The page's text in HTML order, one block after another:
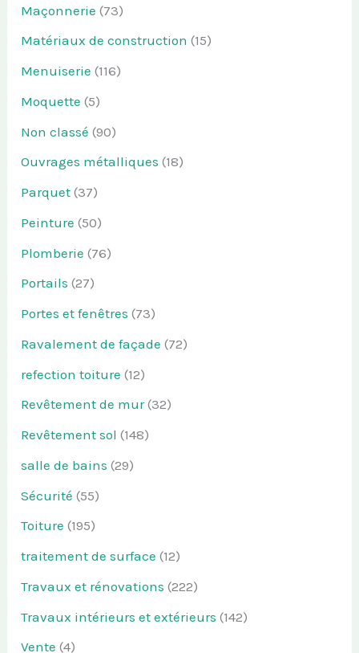
Maçonnerie (73)
Matériaux de construction (15)
Menuiserie (116)
Moquette (5)
Non classé (90)
Ouvrages métalliques (18)
Parquet (37)
Peinture (50)
Plomberie (76)
Portails (27)
Portes et fenêtres (73)
Ravalement de façade (72)
refection toiture (12)
Revêtement de mur(32)
Revêtement sol (148)
salle de bains (29)
Sécurité (55)
Toiture (195)
traitement de surface (12)
Travaux et rénovations (222)
Travaux intérieurs et extérieurs (142)
Vente (4)